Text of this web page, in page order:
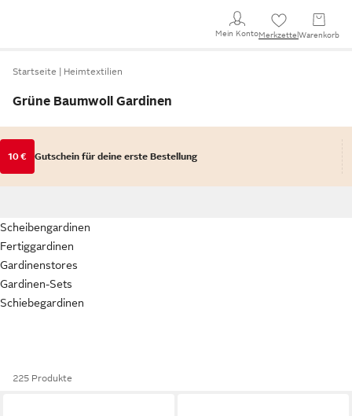
Mein KontoMerkzettel Warenkorb
Startseite Heimtextilien
Grüne Baumwoll Gardinen
10 € Gutschein für deine erste Bestellung
Scheibengardinen
Fertiggardinen
Gardinenstores
Gardinen-Sets
Schiebegardinen
225 Produkte